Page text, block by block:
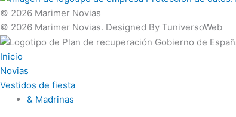
© 2026 Marimer Novias
© 2026 Marimer Novias. Designed By TuniversoWeb
Inicio
Novias
Vestidos de fiesta
& Madrinas